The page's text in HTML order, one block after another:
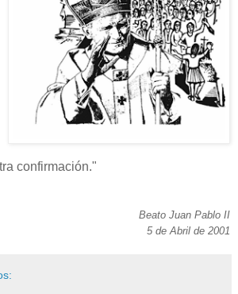
confirmación."
Beato Juan Pablo II
5 de Abril de 2001